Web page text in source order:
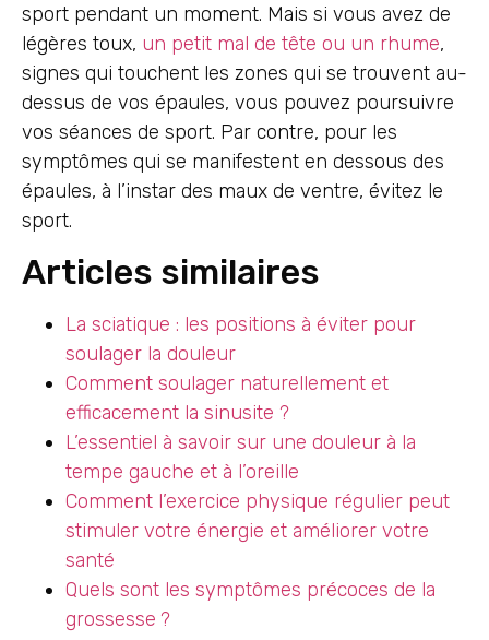
sport pendant un moment. Mais si vous avez de
légères toux, un petit mal de tête ou un rhume,
signes qui touchent les zones qui se trouvent au-
dessus de vos épaules, vous pouvez poursuivre
vos séances de sport. Par contre, pour les
symptômes qui se manifestent en dessous des
épaules, à l’instar des maux de ventre, évitez le
sport.
Articles similaires
La sciatique : les positions à éviter pour
soulager la douleur
Comment soulager naturellement et
efficacement la sinusite ?
L’essentiel à savoir sur une douleur à la
tempe gauche et à l’oreille
Comment l’exercice physique régulier peut
stimuler votre énergie et améliorer votre
santé
Quels sont les symptômes précoces de la
grossesse ?